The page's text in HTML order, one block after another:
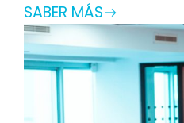
SABER MÁS